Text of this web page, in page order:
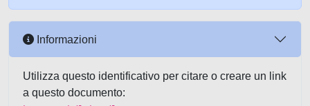
Informazioni
Utilizza questo identificativo per citare o creare un link
a questo documento: